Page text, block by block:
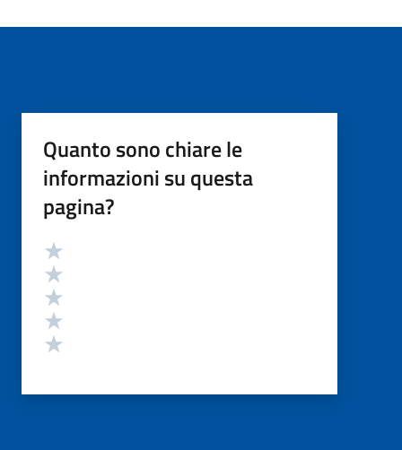
Quanto sono chiare le
informazioni su questa
pagina?
Valutazione